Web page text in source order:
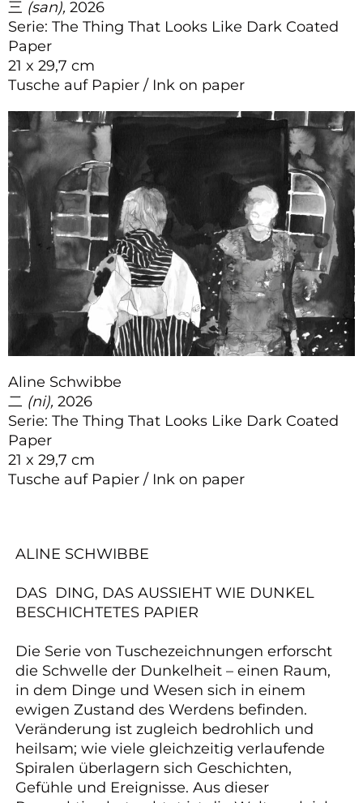
三 (san), 2026
Serie: The Thing That Looks Like Dark Coated
Paper
21 x 29,7 cm
Tusche auf Papier / Ink on paper
Aline Schwibbe
⼆ (ni), 2026
Serie: The Thing That Looks Like Dark Coated
Paper
21 x 29,7 cm
Tusche auf Papier / Ink on paper
ALINE SCHWIBBE
DAS DING, DAS AUSSIEHT WIE DUNKEL
BESCHICHTETES PAPIER
Die Serie von Tuschezeichnungen erforscht
die Schwelle der Dunkelheit – einen Raum,
in dem Dinge und Wesen sich in einem
ewigen Zustand des Werdens befinden.
Veränderung ist zugleich bedrohlich und
heilsam; wie viele gleichzeitig verlaufende
Spiralen überlagern sich Geschichten,
Gefühle und Ereignisse. Aus dieser